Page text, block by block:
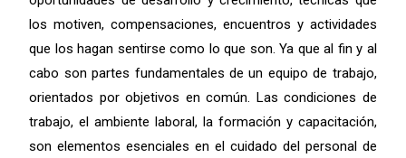
los motiven, compensaciones, encuentros y actividades
que los hagan sentirse como lo que son. Ya que al fin y al
cabo son partes fundamentales de un equipo de trabajo,
orientados por objetivos en común. Las condiciones de
trabajo, el ambiente laboral, la formación y capacitación,
son elementos esenciales en el cuidado del personal de